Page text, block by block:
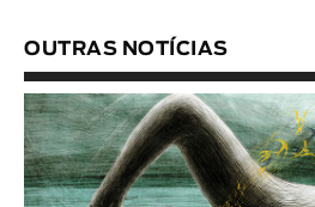
OUTRAS NOTÍCIAS